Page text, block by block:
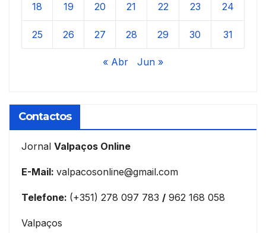
18 19 20 21 22 23 24
25 26 27 28 29 30 31
« Abr Jun »
Contactos
Jornal Valpaços Online
E-Mail: valpacosonline@gmail.com
Telefone: (+351) 278 097 783 / 962 168 058
Valpaços